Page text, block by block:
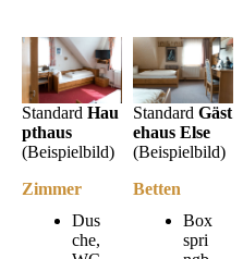
Standard Hau
pthaus
(Beispielbild)
Zimmer
Dus
che,
Standard Gäst
ehaus Else
(Beispielbild)
Betten
Box
spri